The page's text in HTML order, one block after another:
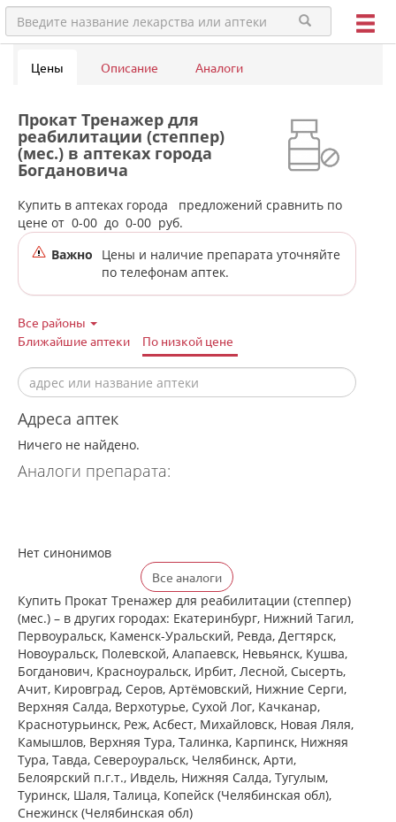
Цены Описание Аналоги
Прокат Тренажер для
реабилитации (степпер)
(мес.) в аптеках города
Богдановича
Купить в аптеках города
предложений сравнить по
цене от 0-00 до 0-00 руб.
Важно
Цены и наличие препарата уточняйте
по телефонам аптек.
Все районы
Ближайшие аптеки
По низкой цене
Адреса аптек
Ничего не найдено.
Аналоги препарата:
Нет синонимов
Все аналоги
Купить Прокат Тренажер для реабилитации (степпер)
(мес.) – в других городах: Екатеринбург, Нижний Тагил,
Первоуральск, Каменск-Уральский, Ревда, Дегтярск,
Новоуральск, Полевской, Алапаевск, Невьянск, Кушва,
Богданович, Красноуральск, Ирбит, Лесной, Сысерть,
Ачит, Кировград, Серов, Артёмовский, Нижние Cерги,
Верхняя Салда, Верхотурье, Сухой Лог, Качканар,
Краснотурьинск, Реж, Асбест, Михайловск, Новая Ляля,
Камышлов, Верхняя Тура, Талинка, Карпинск, Нижняя
Тура, Тавда, Североуральск, Челябинск, Арти,
Белоярский п.г.т., Ивдель, Нижняя Салда, Тугулым,
Туринск, Шаля, Талица, Копейск (Челябинская обл),
Снежинск (Челябинская обл)